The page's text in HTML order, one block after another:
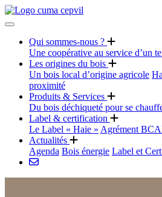
Qui sommes-nous ?
Une coopérative au service d’un
Les origines du bois
Un bois local d’origine agricole
proximité
Produits & Services
Du bois déchiqueté pour se
Label & certification
Le Label « Haie » Agrément
Actualités
Agenda Bois énergie Label et